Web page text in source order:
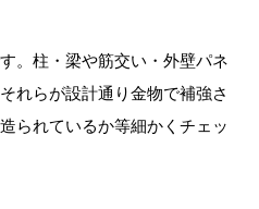
。柱・梁や筋交い・外壁パネ
れらが設計通り金物で補強さ
られているか等細かくチェッ